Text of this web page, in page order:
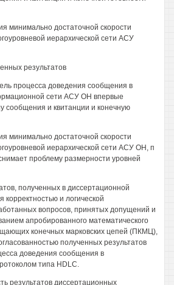
минимально достаточной скорости
иерархической сети АСУ
результатов
процесса доведения сообщения в
сети АСУ ОН впервые
сообщения и квитанции и конечную
минимально достаточной скорости
иерархической сети АСУ ОН, п
проблему размерности уровней
полученных в диссертационной
корректностью и логической
вопросов, принятых допущений и
апробированного математического
конечных марковских цепей (ПКМЦ),
полученных результатов
доведения сообщения в
типа HDLC.
результатов диссертационных